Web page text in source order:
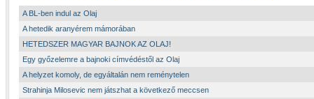
A BL-ben indul az Olaj
A hetedik aranyérem mámorában
HETEDSZER MAGYAR BAJNOK AZ OLAJ!
Egy győzelemre a bajnoki címvédéstől az Olaj
A helyzet komoly, de egyáltalán nem reménytelen
Strahinja Milosevic nem játszhat a következő meccsen